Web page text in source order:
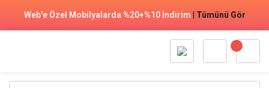
Web'e Özel Mobilyalarda %20+%10 İndirim Tümünü Gör